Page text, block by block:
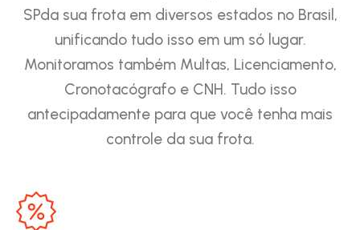
SPda sua frota em diversos estados no Brasil,
unificando tudo isso em um só lugar.
Monitoramos também Multas, Licenciamento,
Cronotacógrafo e CNH. Tudo isso
antecipadamente para que você tenha mais
controle da sua frota.